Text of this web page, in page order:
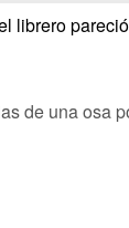
librero
de una osa